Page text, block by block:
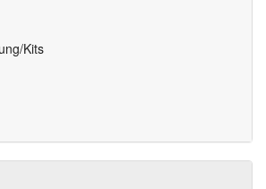
Kits